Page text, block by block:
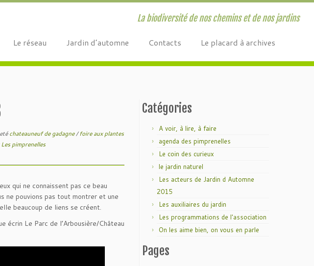
La biodiversité de nos chemins et de nos jardins
Le réseau Jardin d’automne Contacts Le placard à archives
chateauneuf de gadagne/foire aux plantes
Les pimprenelles
qui ne connaissent pas ce beau
ne pouvions pas tout montrer et une
beaucoup de liens se créent.
écrin Le Parc de l’Arbousière/Château
Catégories
A voir, à lire, à faire
agenda des pimprenelles
Le coin des curieux
le jardin naturel
Les acteurs de Jardin d Automne
2015
Les auxiliaires du jardin
Les programmations de l'association
On les aime bien, on vous en parle
Pages